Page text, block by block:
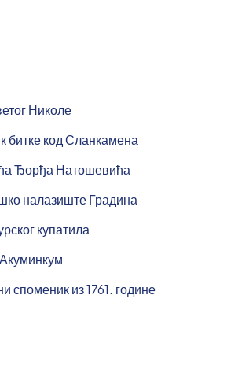
Николе
битке код Сланкамена
Ђорђа Натошевића
налазиште Градина
купатила
споменик из 1761. године